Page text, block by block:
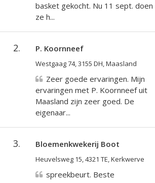
basket gekocht. Nu 11 sept. doen
ze h...
2. P. Koornneef
Westgaag 74, 3155 DH, Maasland
Zeer goede ervaringen. Mijn
ervaringen met P. Koornneef uit
Maasland zijn zeer goed. De
eigenaar...
3. Bloemenkwekerij Boot
Heuvelsweg 15, 4321 TE, Kerkwerve
spreekbeurt. Beste